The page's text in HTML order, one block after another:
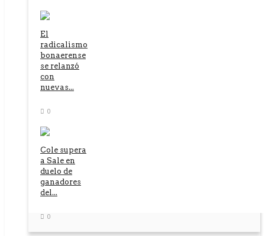
El
radicalismo
bonaerense
se relanzó
con
nuevas...
0
Cole supera
a Sale en
duelo de
ganadores
del...
0